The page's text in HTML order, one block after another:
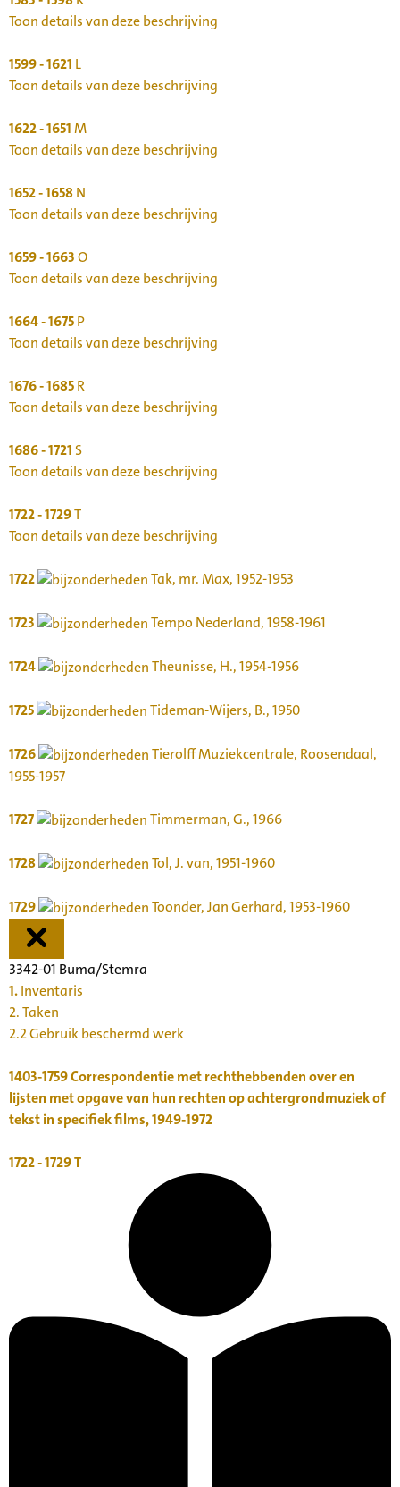
Toon details van deze beschrijving
1599 - 1621 L
Toon details van deze beschrijving
1622 - 1651M
Toon details van deze beschrijving
1652 - 1658N
Toon details van deze beschrijving
1659 - 1663O
Toon details van deze beschrijving
1664 - 1675P
Toon details van deze beschrijving
1676 - 1685R
Toon details van deze beschrijving
1686 - 1721 S
Toon details van deze beschrijving
1722 - 1729T
Toon details van deze beschrijving
1722 Tak, mr. Max, 1952-1953
1723 Tempo Nederland, 1958-1961
1724 Theunisse, H., 1954-1956
1725 Tideman-Wijers, B., 1950
1726
Tierolff Muziekcentrale, Roosendaal,
1955-1957
1727 Timmerman, G., 1966
1728 Tol, J. van, 1951-1960
1729 Toonder, Jan Gerhard, 1953-1960
3342-01 Buma/Stemra
1.Inventaris
2. Taken
2.2 Gebruik beschermd werk
1403-1759Correspondentie met rechthebbenden over en
lijsten met opgave van hun rechten op achtergrondmuziek of
tekst in specifiek films, 1949-1972
1722 - 1729T